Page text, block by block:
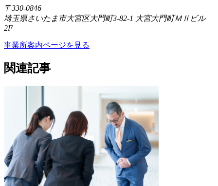
〒330-0846
埼玉県さいたま市大宮区大門町3-82-1 大宮大門町ＭⅡビル
2F
事業所案内ページを見る
関連記事